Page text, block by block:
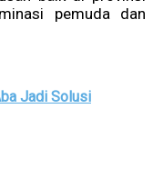
pemuda dan
Jadi Solusi